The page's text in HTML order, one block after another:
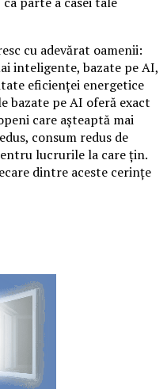
cu adevărat oamenii:
inteligente, bazate pe AI,
eficienței energetice
bazate pe AI oferă exact
care așteaptă mai
consum redus de
lucrurile la care țin.
dintre aceste cerințe